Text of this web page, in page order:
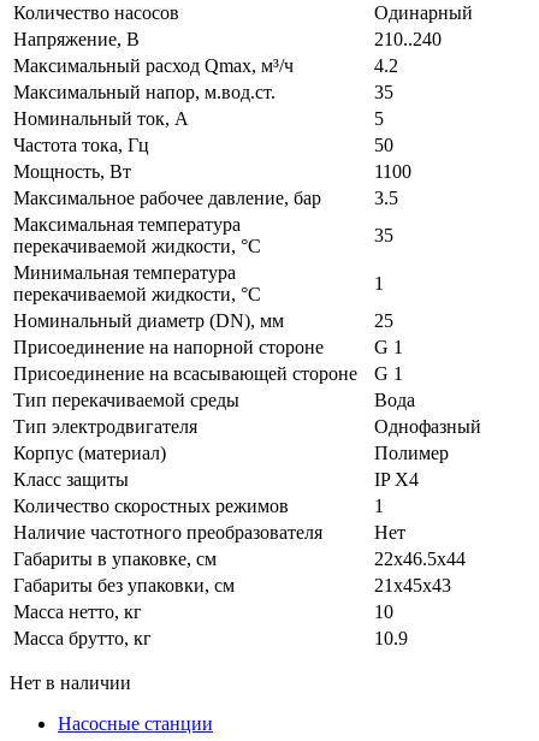
Количество насосов
Одинарный
Напряжение, В
210..240
Максимальный расход Qmax, м³/ч
4.2
Максимальный напор, м.вод.ст.
35
Номинальный ток, А
5
Частота тока, Гц
50
Мощность, Вт
1100
Максимальное рабочее давление, бар
3.5
Максимальная температура
перекачиваемой жидкости, °С
35
Минимальная температура
перекачиваемой жидкости, °С
1
Номинальный диаметр (DN), мм
25
Присоединение на напорной стороне
G 1
Присоединение на всасывающей стороне
G 1
Тип перекачиваемой среды
Вода
Тип электродвигателя
Однофазный
Корпус (материал)
Полимер
Класс защиты
IP X4
Количество скоростных режимов
1
Наличие частотного преобразователя
Нет
Габариты в упаковке, см
22x46.5x44
Габариты без упаковки, см
21x45x43
Масса нетто, кг
10
Масса брутто, кг
10.9
Нет в наличии
Насосные станции